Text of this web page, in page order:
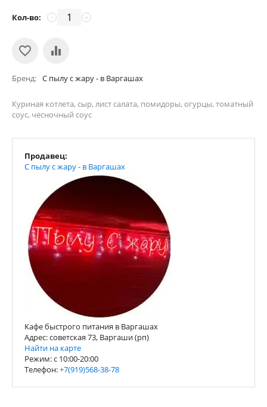
Кол-во: +
−
Бренд С пылу с жару - в Варгашах
Куриная котлета, сыр, лист салата, помидоры, огурцы, томатный
соус, чесночный соус
Продавец:
С пылу с жару - в Варгашах
Кафе быстрого питания в Варгашах
Адрес: советская 73, Варгаши (рп)
Найти на карте
Режим: с 10:00-20:00
Телефон:+7(919)568-38-78